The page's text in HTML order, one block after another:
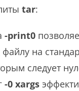
tar:
-print0
на
следует
-0 xargs